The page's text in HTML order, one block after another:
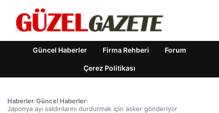
Güncel Haberler Firma Rehberi Forum
Çerez Politikası
Haberler›Güncel Haberler›
Japonya ayı saldırılarını durdurmak için asker gönderiyor